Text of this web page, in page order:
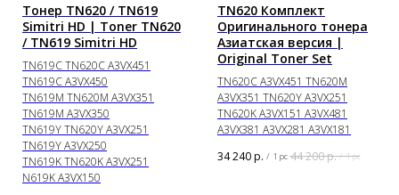
Тонер TN620 / TN619
Simitri HD | Toner TN620
/ TN619 Simitri HD
TN619C TN620C A3VX451
TN619C A3VX450
TN619M TN620M A3VX351
TN619M A3VX350
TN619Y TN620Y A3VX251
TN619Y A3VX250
TN619K TN620K A3VX251
N619K A3VX150
TN620 Комплект
Оригинального тонера
Азиатская версия |
Original Toner Set
TN620C A3VX451 TN620M
A3VX351 TN620Y A3VX251
TN620K A3VX151 A3VX481
A3VX381 A3VX281 A3VX181
34 240р. / 1 pc 44 200р. / 1 pc